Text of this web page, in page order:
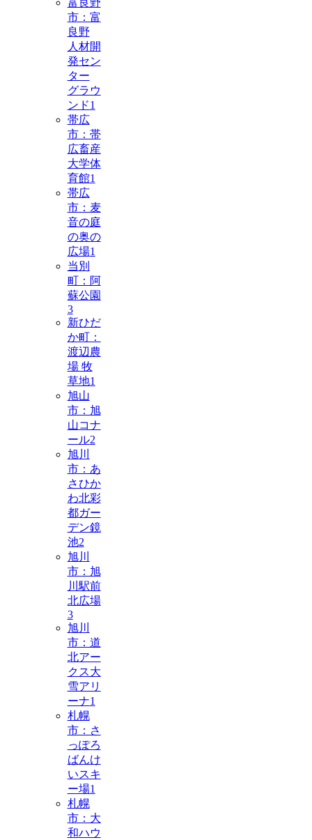
市：富
良野
人材開
発セン
ター
グラウ
ンド1
帯広
市：帯
広畜産
大学体
育館1
帯広
市：麦
音の庭
の奥の
広場1
当別
町：阿
蘇公園
3
新ひだ
か町：
渡辺農
場 牧
草地1
旭山
市：旭
山コナ
ール2
旭川
市：あ
さひか
わ北彩
都ガー
デン鏡
池2
旭川
市：旭
川駅前
北広場
3
旭川
市：道
北アー
クス大
雪アリ
ーナ1
札幌
市：さ
っぽろ
ばんけ
いスキ
ー場1
札幌
市：大
和ハウ